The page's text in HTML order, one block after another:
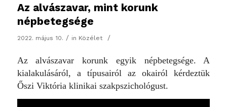
Az alvászavar, mint korunk
népbetegsége
2022. május 10. / in Közélet /
Az alvászavar korunk egyik népbetegsége. A
kialakulásáról, a típusairól az okairól kérdeztük
Őszi Viktória klinikai szakpszichológust.